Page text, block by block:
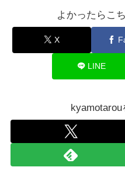
よかったらこ
X
LINE